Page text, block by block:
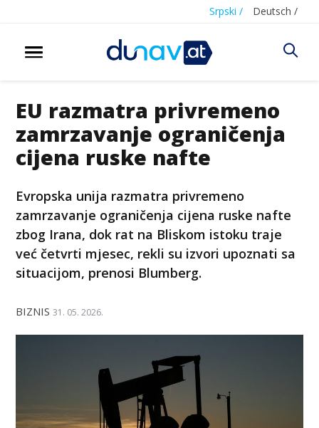
Srpski / Deutsch /
EU razmatra privremeno
zamrzavanje ograničenja
ciјena ruske nafte
Evropska unija razmatra privremeno
zamrzavanje ograničenja ciјena ruske nafte
zbog Irana, dok rat na Bliskom istoku traje
već četvrti mјesec, rekli su izvori upoznati sa
situacijom, prenosi Blumberg.
BIZNIS 31. 05. 2026.